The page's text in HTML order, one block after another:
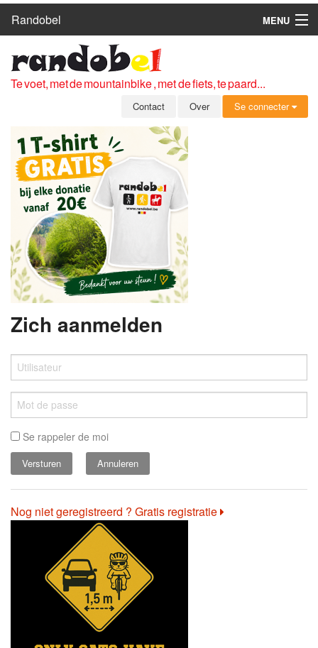
Randobel
MENU
ROUTES
CLUBS
OVER
LEDEN
ZICH AANMELDEN
GRATIS REGISTRATIE
WACHTWOORD VERGETEN
Te voet, met de mountainbike , met de fiets, te paard...
Contact Over Se connecter
Zich aanmelden
Se rappeler de moi
Annuleren
Nog niet geregistreerd ? Gratis registratie